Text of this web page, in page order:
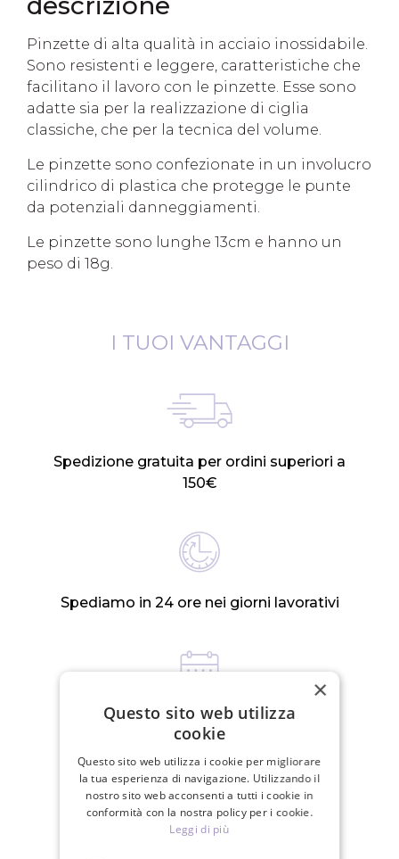
Pinzette di alta qualità in acciaio inossidabile.
Sono resistenti e leggere, caratteristiche che
facilitano il lavoro con le pinzette. Esse sono
adatte sia per la realizzazione di ciglia
classiche, che per la tecnica del volume.
Le pinzette sono confezionate in un involucro
cilindrico di plastica che protegge le punte
da potenziali danneggiamenti.
Le pinzette sono lunghe 13cm e hanno un
peso di 18g.
I TUOI VANTAGGI
Spedizione gratuita per ordini superiori a
150€
Spediamo in 24 ore nei giorni lavorativi
Politica di reso di 30 giorni
PRODOTTI CORRELATI
×
Questo sito web utilizza
cookie
Questo sito web utilizza i cookie per migliorare
la tua esperienza di navigazione. Utilizzando il
nostro sito web acconsenti a tutti i cookie in
conformità con la nostra policy per i cookie.
Leggi di più